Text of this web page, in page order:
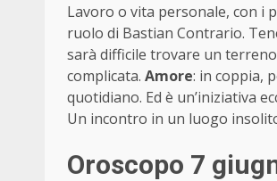
Lavoro o vita personale, con i
ruolo di Bastian Contrario.
sarà difficile trovare un
complicata. Amore: in coppia,
quotidiano. Ed è un’iniziativa
Un incontro in un luogo
Oroscopo 7